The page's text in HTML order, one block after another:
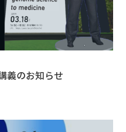
義のお知らせ